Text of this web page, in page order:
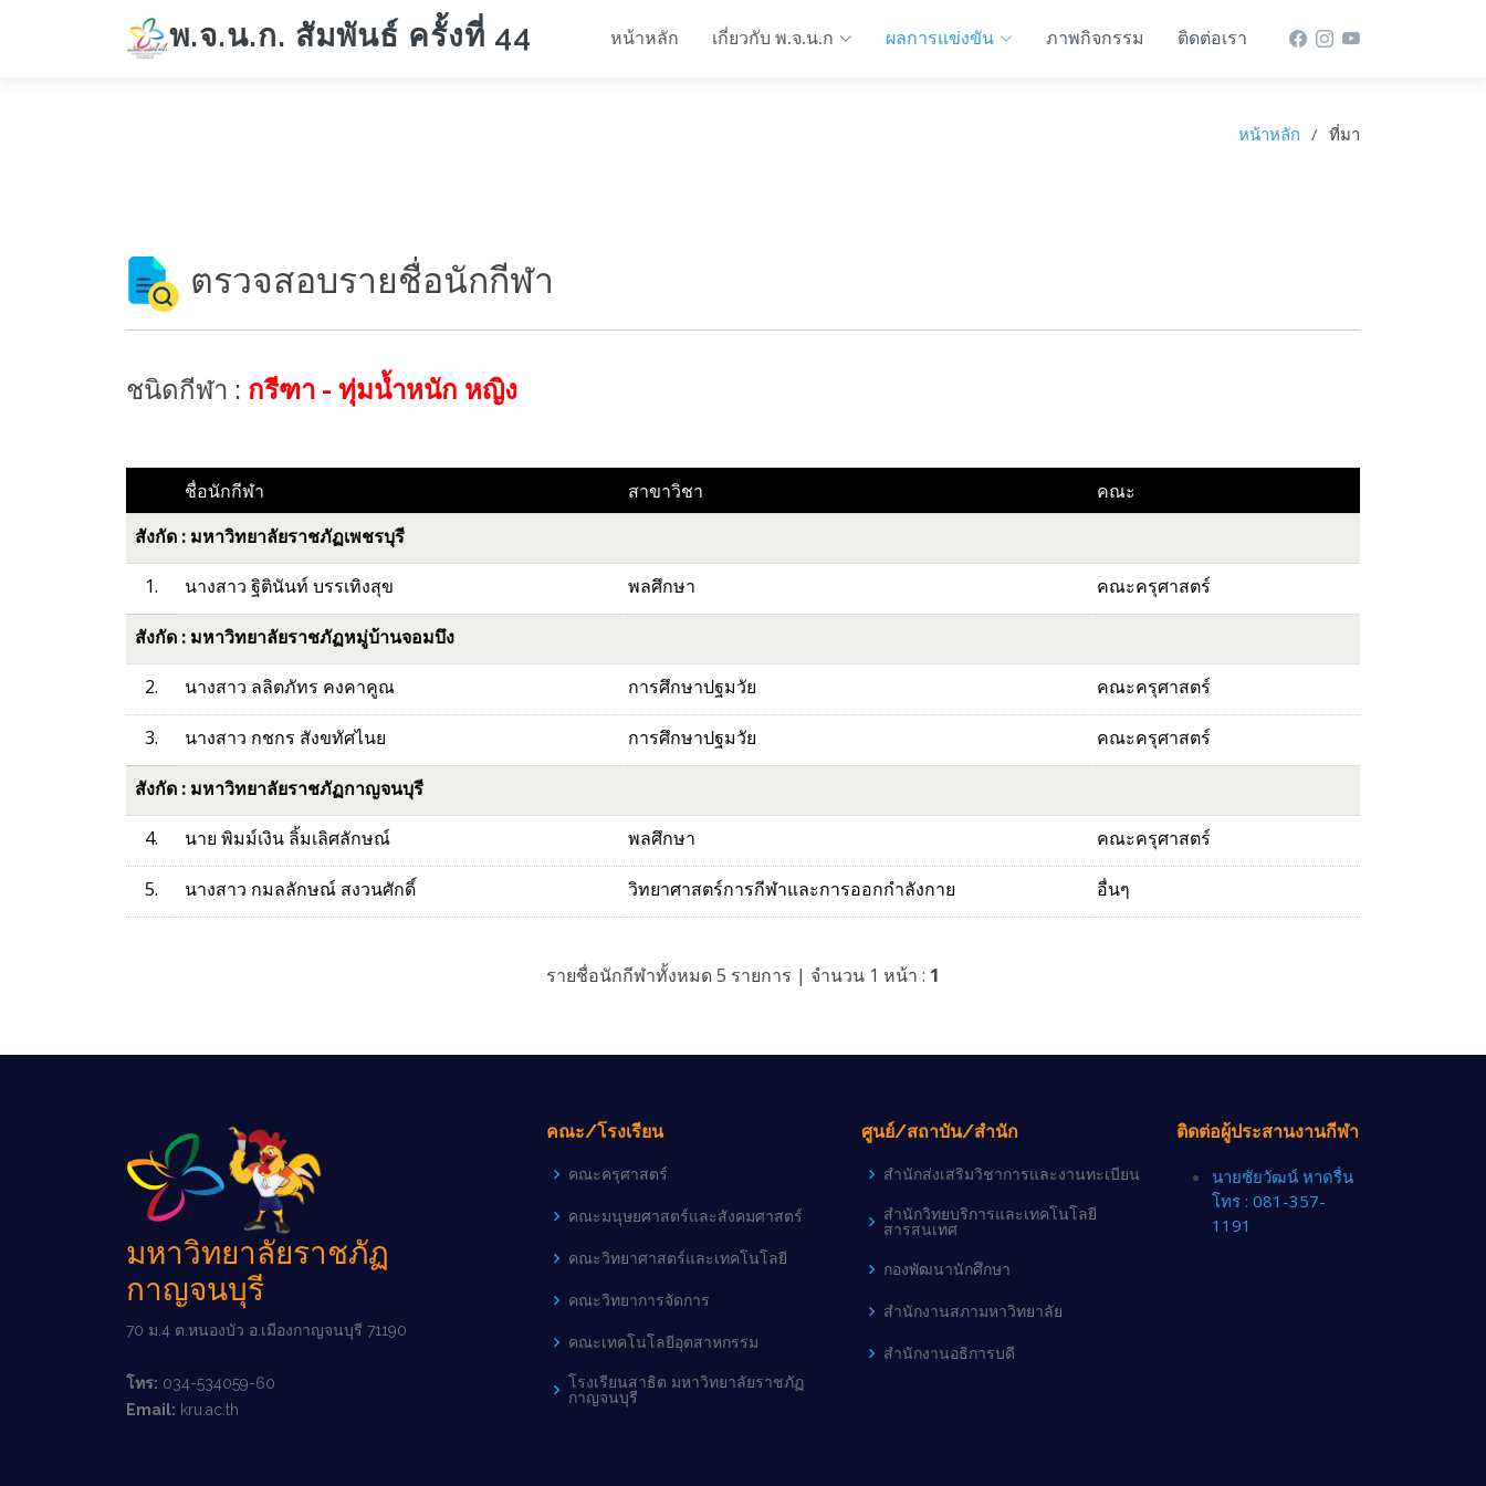
พ.จ.น.ก. สัมพันธ์ ครั้งที่ 44 หน้าหลัก เกี่ยวกับ พ.จ.น.ก ผลการแข่งขัน ภาพกิจกรรม ติดต่อเรา
หน้าหลัก ที่มา
ตรวจสอบรายชื่อนักกีฬา
ชนิดกีฬา : กรีฑา - ทุ่มน้ำหนัก หญิง
ชื่อนักกีฬา สาขาวิชา
คณะ
สังกัด : มหาวิทยาลัยราชภัฏเพชรบุรี
1. นางสาว ฐิตินันท์ บรรเทิงสุข พลศึกษา คณะครุศาสตร์
สังกัด : มหาวิทยาลัยราชภัฏหมู่บ้านจอมบึง
2. นางสาว ลลิตภัทร คงคาคูณ การศึกษาปฐมวัย คณะครุศาสตร์
3. นางสาว กชกร สังขทัศไนย การศึกษาปฐมวัย คณะครุศาสตร์
สังกัด : มหาวิทยาลัยราชภัฏกาญจนบุรี
4. นาย พิมม์เงิน ลิ้มเลิศลักษณ์ พลศึกษา คณะครุศาสตร์
5. นางสาว กมลลักษณ์ สงวนศักดิ์ วิทยาศาสตร์การกีฬาและการออกกำลังกาย อื่นๆ
รายชื่อนักกีฬาทั้งหมด 5 รายการ | จำนวน 1 หน้า : 1
มหาวิทยาลัยราชภัฏ
กาญจนบุรี
70 ม.4 ต.หนองบัว อ.เมืองกาญจนบุรี 71190
โทร: 034-534059-60
Email: kru.ac.th
คณะ/โรงเรียน
คณะครุศาสตร์
คณะมนุษยศาสตร์และสังคมศาสตร์
คณะวิทยาศาสตร์และเทคโนโลยี
คณะวิทยาการจัดการ
คณะเทคโนโลยีอุตสาหกรรม
โรงเรียนสาธิต มหาวิทยาลัยราชภัฏ
กาญจนบุรี
ศูนย์/สถาบัน/สำนัก
สำนักส่งเสริมวิชาการและงานทะเบียน
สำนักวิทยบริการและเทคโนโลยี
สารสนเทศ
กองพัฒนานักศึกษา
สำนักงานสภามหาวิทยาลัย
สำนักงานอธิการบดี
ติดต่อผู้ประสานงานกีฬา
นายชัยวัฒน์ หาดรื่น
โทร : 081-357-
1191